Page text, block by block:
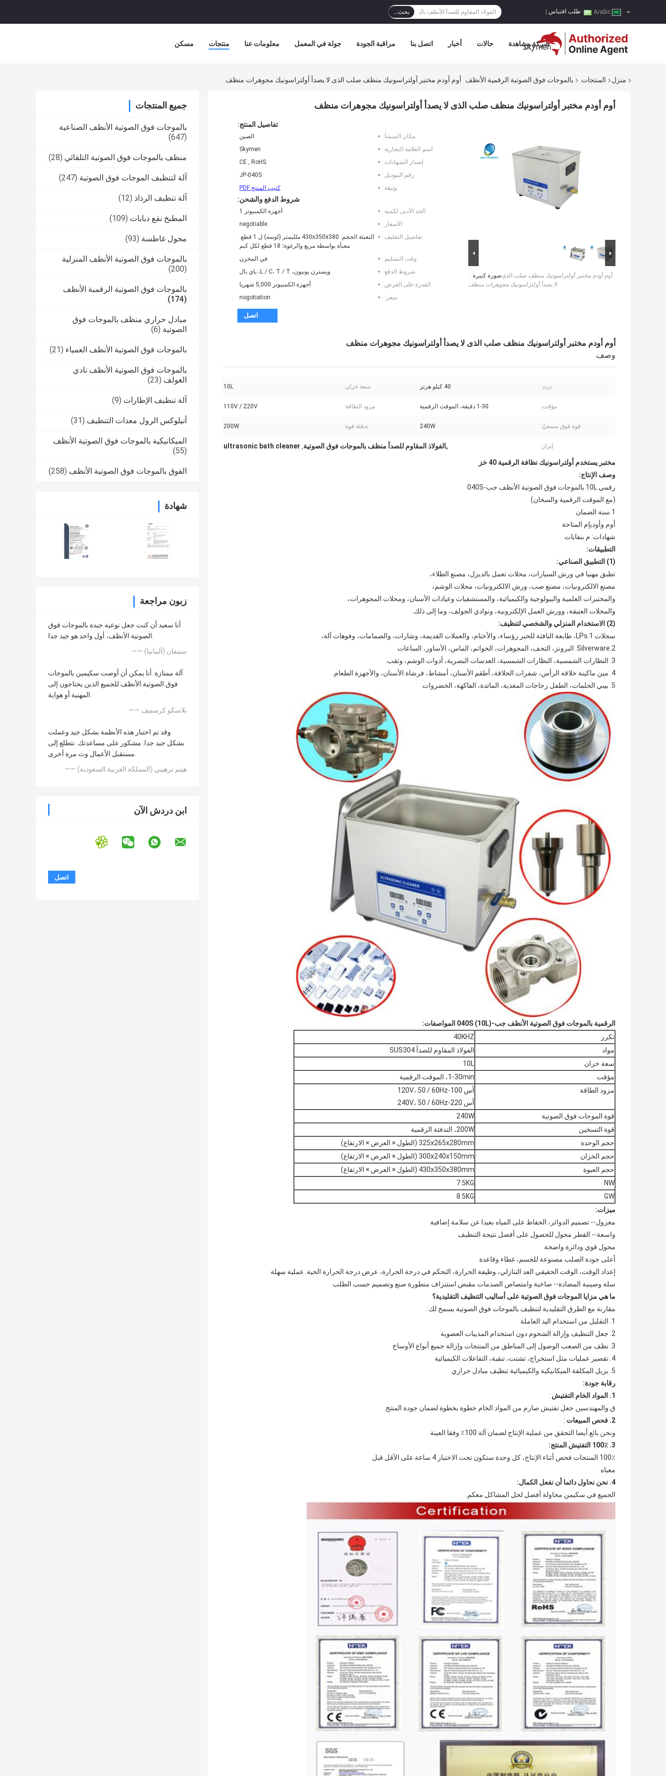
طلب اقتباس بحث...
مسكن منتجات معلومات عنا جولة في المعمل مراقبة الجودة اتصل بنا أخبار حالات شركة مشاهدة
منزل المنتجات بالموجات فوق الصوتية الرقمية الأنظف أوم أودم مختبر أولتراسونيك منظف صلب الذى لا يصدأ أولتراسونيك مجوهرات منظف
جميع المنتجات
بالموجات فوق الصوتية الأنظف الصناعية
(647)
منظف ​​بالموجات فوق الصوتية التلقائي (28)
آلة لتنظيف الموجات فوق الصوتية (247)
آلة تنظيف الرذاذ (12)
المطبخ نقع دبابات (109)
محول غاطسة (93)
بالموجات فوق الصوتية الأنظف المنزلية
(200)
بالموجات فوق الصوتية الرقمية الأنظف
(174)
مبادل حراري منظف بالموجات فوق
الصوتية (6)
بالموجات فوق الصوتية الأنظف العمياء (21)
بالموجات فوق الصوتية الأنظف نادي
الغولف (23)
آلة تنظيف الإطارات (9)
أنيلوكس الرول معدات التنظيف (31)
الميكانيكية بالموجات فوق الصوتية الأنظف
(55)
الفوق بالموجات فوق الصوتية الأنظف (258)
شهادة
زبون مراجعة
أنا سعيد أن كنت جعل نوعية جيدة بالموجات فوق
الصوتية الأنظف، أول واحد هو جيد جدا.
—— ستيفان (ألمانيا)
آلة ممتازة. أنا يمكن أن أوصت سكيمين بالموجات
فوق الصوتية الأنظف للجميع الذين يحتاجون إلى
المهنية أو هواية.
—— بلاسكو كرستيف
وقد تم اختبار هذه الأنظمة بشكل جيد وعملت
بشكل جيد جدا. مشكور على مساعدتك. نتطلع إلى
مستقبل الأعمال وث مرة أخرى.
—— هيثم ترهيني (المملكة العربية السعودية)
ابن دردش الآن
أوم أودم مختبر أولتراسونيك منظف صلب الذى لا يصدأ أولتراسونيك مجوهرات منظف
صورة كبيرة :أوم أودم مختبر أولتراسونيك منظف صلب الذى
لا يصدأ أولتراسونيك مجوهرات منظف
تفاصيل المنتج:
مكان المنشأ:
الصين
اسم العلامة التجارية:
Skymen
إصدار الشهادات:
CE , RoHS
رقم الموديل:
JP-040S
وثيقة:
كتيب المنتج PDF
شروط الدفع والشحن:
الحد الأدنى لكمية:
أجهزة الكمبيوتر 1
الأسعار:
negotiable
تفاصيل التغليف:
التعبئة الحجم: 430x350x380 ملليمتر (لوسه) ل 1 قطع.
معبأة بواسطة مربع والرغوة؛ 18 قطع لكل كبم
وقت التسليم:
في المخزن
شروط الدفع:
ويسترن يونيون، L / C، T / T، باي بال
القدرة على العرض:
أجهزة الكمبيوتر 5,000 شهريا
سعر::
nogotiation
اتصل
أوم أودم مختبر أولتراسونيك منظف صلب الذى لا يصدأ أولتراسونيك مجوهرات منظف
وصف
تردد: 40 كيلو هرتز سعة خزان: 10L
مؤقت: 1-30 دقيقة، الموقت الرقمية مزود الطاقة: 110V / 220V
قوة فوق سمعيّ: 240W تدفئة قوة: 200W
إبراز: ,الفولاذ المقاوم للصدأ منظف بالموجات فوق الصوتية,
ultrasonic bath cleaner
مختبر يستخدم أولتراسونيك نظافة الرقمية 40 خز
وصف الإنتاج:
رقمي 10L بالموجات فوق الصوتية الأنظف جب-040S
(مع الموقت الرقمية والسخان)
1 سنة الضمان
أوم وأوديإم المتاحة
شهادات: م بنفايات
التطبيقات:
(1) التطبيق الصناعي:
تطبق مهنيا في ورش السيارات، محلات تعمل بالديزل، مصنع الطلاء،
مصنع الالكترونيات، مصنع صب، ورش الالكترونيات، محلات الوشم،
والمختبرات العلمية والبيولوجية والكيميائية، والمستشفيات وعيادات الأسنان، ومحلات المجوهرات،
والمحلات العتيقة، وورش العمل الإلكترونية، ونوادي الجولف، وما إلى ذلك.
(2) الاستخدام المنزلي والشخصي لتنظيف:
سجلات 1.LPs، طابعة النافثة للحبر رؤساء، والأختام، والعملات القديمة، وشارات، والصمامات، وفوهات آلة،
2.Silverware.
البرونز، التحف، المجوهرات، الخواتم، الماس، الأساور، الساعات
3. النظارات الشمسية، النظارات الشمسية، العدسات البصرية، أدوات الوشم، وثقب.
4. مين ماكينة حلاقة الرأس، شفرات الحلاقة، أطقم الأسنان، أمشاط، فرشاة الأسنان، والأجهزة الطعام.
5. بيبي الحلمات، الطفل زجاجات المغذية، المائدة، الفاكهة، الخضروات
الرقمية بالموجات فوق الصوتية الأنظف جب-040S (10L) المواصفات:
تكرر
40KHZ
مواد
الفولاذ المقاوم للصدأ SUS304
سعة خزان
10L
مؤقت
1-30min، الموقت الرقمية
مزود الطاقة
أس 100-120V، 50 / 60Hz
أس 220-240V، 50 / 60Hz
قوة الموجات فوق الصوتية
240W
قوة التسخين
200W، التدفئة الرقمية
حجم الوحدة
325x265x280mm (الطول × العرض × الارتفاع)
حجم الخزان
300x240x150mm (الطول × العرض × الارتفاع)
حجم العبوة
430x350x380mm (الطول × العرض × الارتفاع)
NW
7.5KG
GW
8.5KG
ميزات:
معزول-- تصميم الدوائر، الحفاظ على المياه بعيدا عن سلامة إضافية
واسعة-- القطر محول للحصول على أفضل نتيجة التنظيف
محول قوي ودائرة واضحة
أعلى جودة الصلب مصنوعة للجسم، غطاء وقاعدة
إعداد الوقت، الوقت الحقيقي العد التنازلي، وظيفة الحرارة، التحكم في درجة الحرارة، عرض درجة الحرارة الحية. عملية سهلة
سلة وصينية المضادة-- صاخبة وامتصاص الصدمات مقبض استنزاف متطورة صنع وتصميم حسب الطلب
ما هي مزايا الموجات فوق الصوتية على أساليب التنظيف التقليدية؟
مقارنة مع الطرق التقليدية لتنظيف بالموجات فوق الصوتية يسمح لك:
1. التقليل من استخدام اليد العاملة
2. جعل التنظيف وإزالة الشحوم دون استخدام المذيبات العضوية
3. نظف من الصعب الوصول إلى المناطق من المنتجات وإزالة جميع أنواع الأوساخ
4. تقصير عمليات مثل استخراج، تشتت، تنقية، التفاعلات الكيميائية
5. يزيل المكلفة الميكانيكية والكيميائية تنظيف مبادل حراري
رقابة جودة:
1. المواد الخام التفتيش
:
ق والمهندسين جعل تفتيش صارم من المواد الخام خطوة بخطوة لضمان جودة المنتج.
2. فحص المبيعات
:
ونحن بائع أيضا التحقق من عملية الإنتاج لضمان آلة 100٪ وفقا العينة
3. 100٪ التفتيش المنتج:
100٪ المنتجات فحص أثناء الإنتاج، كل وحدة ستكون تحت الاختبار 4 ساعة على الأقل قبل
معباه.
4. نحن نحاول دائما أن نفعل الكمال:
الجميع في سكيمن محاولة أفضل لحل المشاكل معكم.